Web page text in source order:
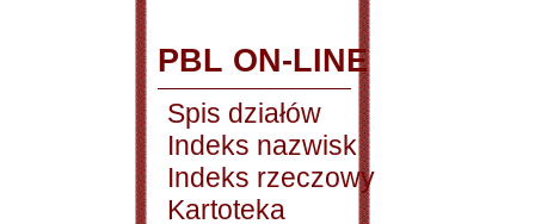
PBL ON-LINE
Spis działów
Indeks nazwisk
Indeks rzeczowy
Kartoteka